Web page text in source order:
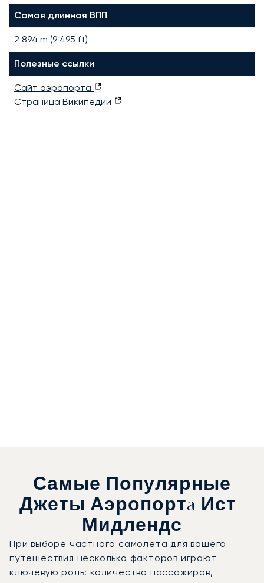
Самая длинная ВПП
2 894 m (9 495 ft)
Полезные ссылки
Сайт аэропорта
Страница Википедии
Самые Популярные
Джеты Аэропортa Ист-
Мидлендс
При выборе частного самолёта для вашего
путешествия несколько факторов играют
ключевую роль: количество пассажиров,